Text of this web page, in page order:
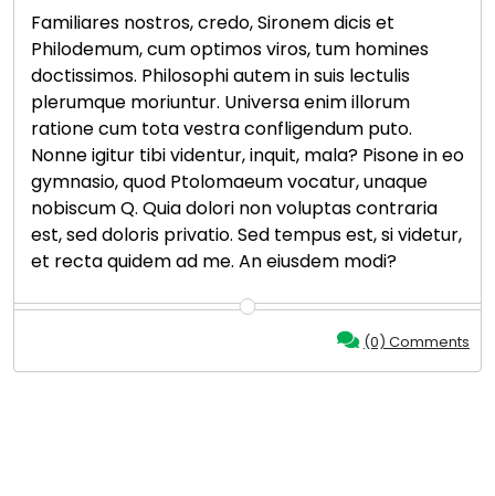
Familiares nostros, credo, Sironem dicis et
Philodemum, cum optimos viros, tum homines
doctissimos. Philosophi autem in suis lectulis
plerumque moriuntur. Universa enim illorum
ratione cum tota vestra confligendum puto.
Nonne igitur tibi videntur, inquit, mala? Pisone in eo
gymnasio, quod Ptolomaeum vocatur, unaque
nobiscum Q. Quia dolori non voluptas contraria
est, sed doloris privatio. Sed tempus est, si videtur,
et recta quidem ad me. An eiusdem modi?
(0) Comments